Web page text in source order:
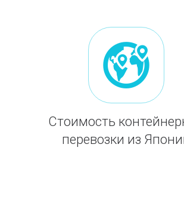
Стоимость
перевозки из